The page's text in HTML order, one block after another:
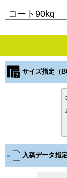
サイズ指定（
入稿データ指